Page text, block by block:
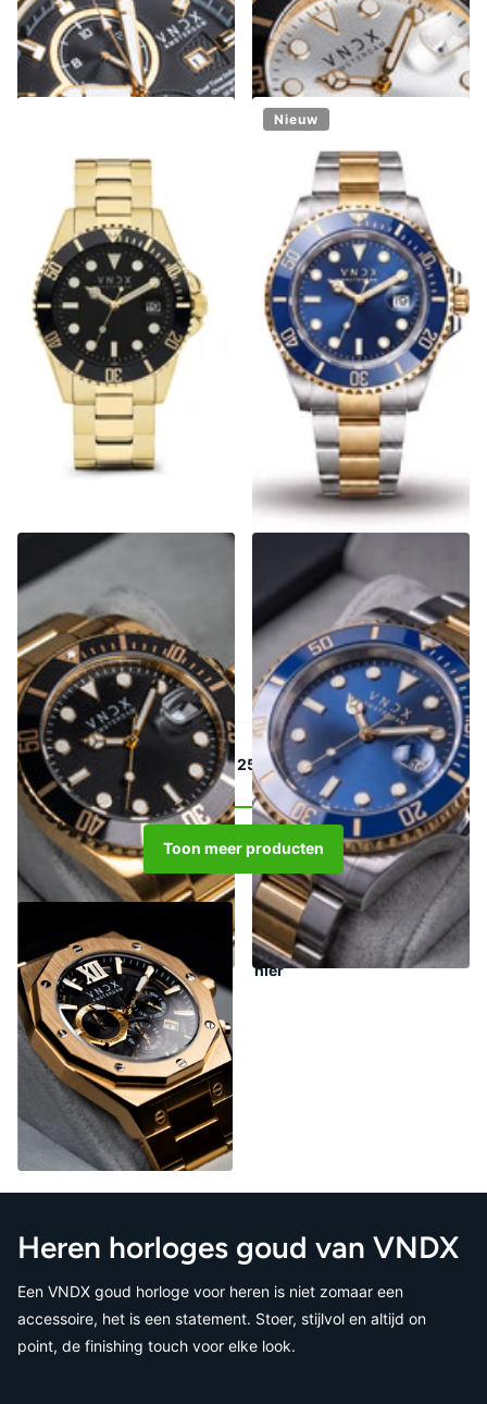
€399,00
AMS. LXRY. Staal Goud Zwart
€279,00
Nieuw
AMS. LXRY. Zilver Goud
Blauw
€279,00
Je hebt van de25 producten gezien
Toon meer producten
Gouden horloges voor heren
| Heren horloge goud | Shop
hier
Heren horloges goud van VNDX
Een VNDX goud horloge voor heren is niet zomaar een
accessoire, het is een statement. Stoer, stijlvol en altijd on
point, de finishing touch voor elke look.